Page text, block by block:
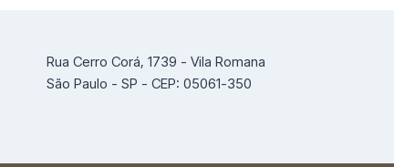
Rua Cerro Corá, 1739 - Vila Romana
São Paulo - SP - CEP: 05061-350